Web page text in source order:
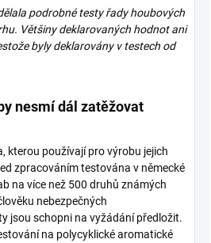
podrobné testy řady houbových
Většiny deklarovaných hodnot ani
byly deklarovány v testech od
nesmí dál zatěžovat
kterou používají pro výrobu jejich
zpracováním testována v německé
na více než 500 druhů známých
nebezpečných
jsou schopni na vyžádání předložit.
na polycyklické aromatické